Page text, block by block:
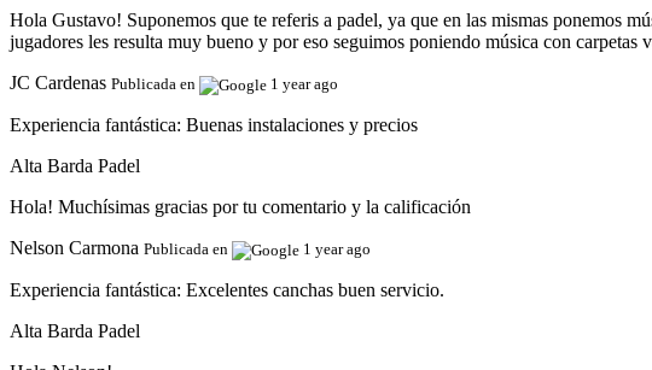
Hola Gustavo! Suponemos que te referis a padel, ya que en las mismas ponemos
jugadores les resulta muy bueno y por eso seguimos poniendo música con carpetas
JC Cardenas Publicada en 1 year ago
Experiencia fantástica: Buenas instalaciones y precios
Alta Barda Padel
Hola! Muchísimas gracias por tu comentario y la calificación
Nelson Carmona Publicada en 1 year ago
Experiencia fantástica: Excelentes canchas buen servicio.
Alta Barda Padel